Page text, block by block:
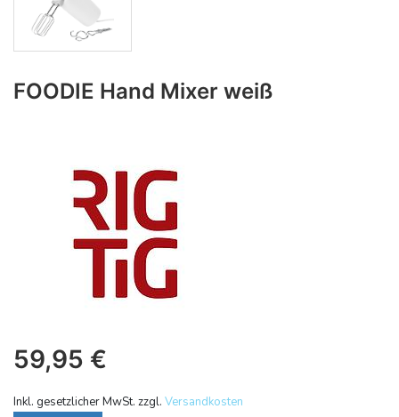
FOODIE Hand Mixer weiß
59,95 €
Inkl. gesetzlicher MwSt. zzgl. Versandkosten